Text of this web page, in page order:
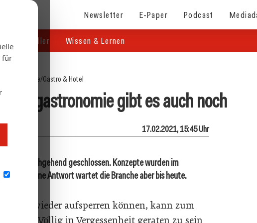
für
Newsletter E-Paper Podcast
& Hersteller Wissen & Lernen
Startseite/Gastro & Hotel
gibt es auch noch
17.02.2021, 15:45 Uhr
Co durchgehend geschlossen. Konzepte wurden im
- auf eine Antwort wartet die Branche aber bis heute.
wieder aufsperren können, kann zum
Völlig in Vergessenheit geraten zu sein